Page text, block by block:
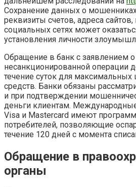
Сохранение данных о
реквизиты счетов, адреса
социальных сетях может
установления личности
Обращение в банк с заявлением о
несанкционированной операции
течение суток для максимальных
средств. Банки обязаны
и при подтверждении
деньги клиентам.
Visa и Mastercard имеют
потребителей, позволяющие
течение 120 дней с момента
Обращение в
органы